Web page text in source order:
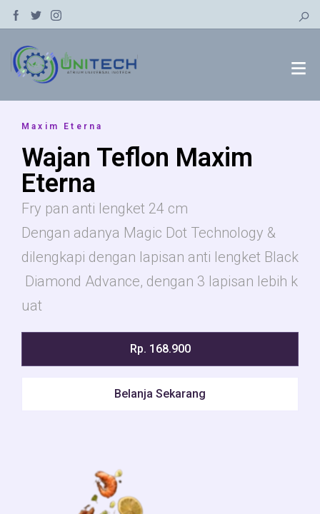
Maxim Eterna
Wajan Teflon Maxim
Eterna
Fry pan anti lengket 24 cm
Dengan adanya Magic Dot Technology &
dilengkapi dengan lapisan anti lengket Black
Diamond Advance, dengan 3 lapisan lebih k
uat
Rp. 168.900
Belanja Sekarang